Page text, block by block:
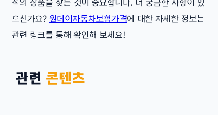
으신가요? 원데이자동차보험가격에 대한 자세한 정보는
관련 링크를 통해 확인해 보세요!
관련 콘텐츠